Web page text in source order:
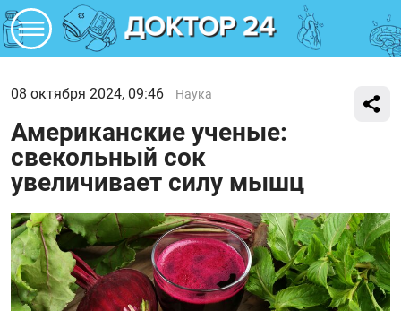
08 октября 2024, 09:46 Наука
Американские ученые:
свекольный сок
увеличивает силу мышц